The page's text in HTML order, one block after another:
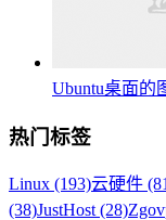
Ubuntu桌面的
热门标签
Linux (193)云硬件
(38)JustHost (28)